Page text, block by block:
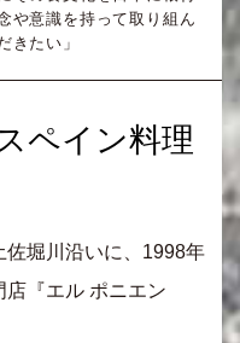
や意識を持って取り組ん
きたい」
ペイン料理
佐堀川沿いに、1998年
『エル ポニエン